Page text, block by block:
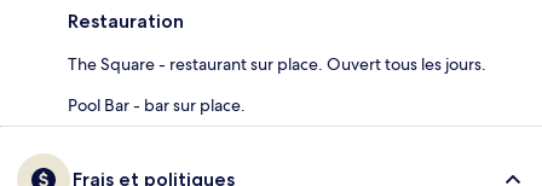
Restauration
The Square - restaurant sur place. Ouvert tous les jours.
Pool Bar - bar sur place.
Frais et politiques